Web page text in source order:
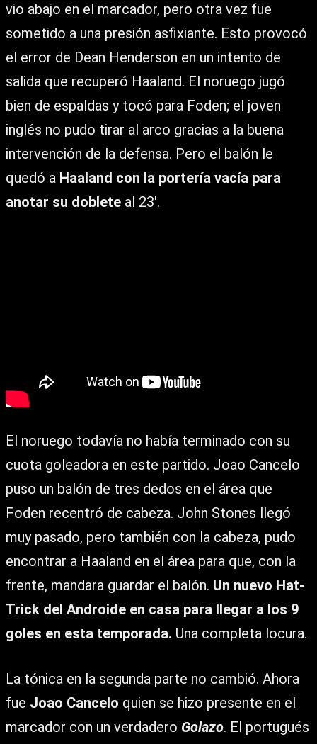
vio abajo en el marcador, pero otra vez fue
sometido a una presión asfixiante. Esto provocó
el error de Dean Henderson en un intento de
salida que recuperó Haaland. El noruego jugó
bien de espaldas y tocó para Foden; el joven
inglés no pudo tirar al arco gracias a la buena
intervención de la defensa. Pero el balón le
quedó a Haaland con la portería vacía para
anotar su doblete al 23′.
El noruego todavía no había terminado con su
cuota goleadora en este partido. Joao Cancelo
puso un balón de tres dedos en el área que
Foden recentró de cabeza. John Stones llegó
muy pasado, pero también con la cabeza, pudo
encontrar a Haaland en el área para que, con la
frente, mandara guardar el balón. Un nuevo Hat-
Trick del Androide en casa para llegar a los 9
goles en esta temporada. Una completa locura.
La tónica en la segunda parte no cambió. Ahora
fue Joao Cancelo quien se hizo presente en el
marcador con un verdadero Golazo. El portugués